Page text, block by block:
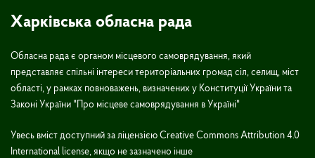
Харківська обласна рада
Обласна рада є органом місцевого самоврядування, який
представляє спільні інтереси територіальних громад сіл, селищ, міст
області, у рамках повноважень, визначених у Конституції України та
Законі України "Про місцеве самоврядування в Україні"
Увесь вміст доступний за ліцензією Creative Commons Attribution 4.0
International license, якщо не зазначено інше